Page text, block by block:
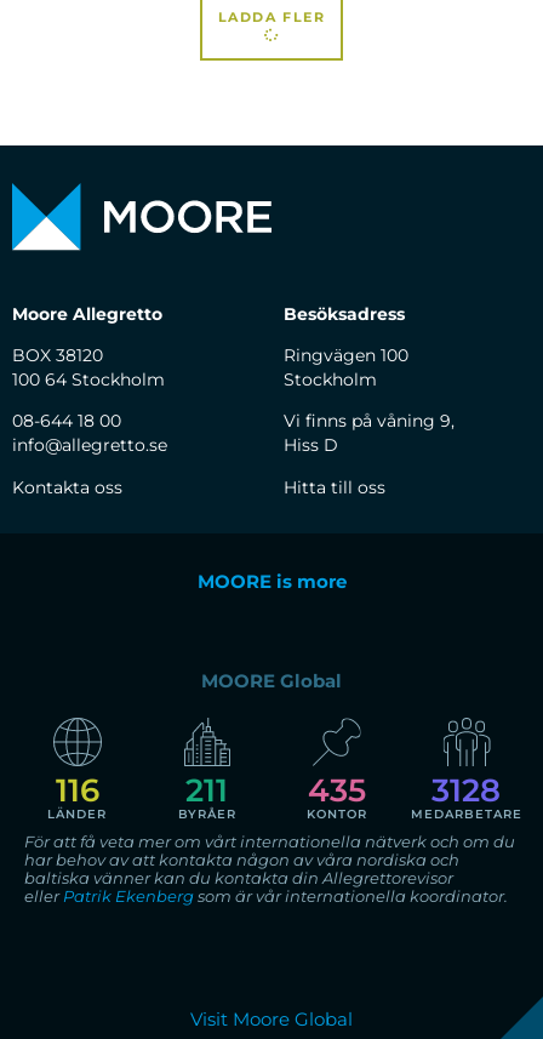
LADDA FLER
Moore Allegretto
BOX 38120
100 64 Stockholm
08-644 18 00
info@allegretto.se
Kontakta oss
Besöksadress
Ringvägen 100
Stockholm
Vi finns på våning 9,
Hiss D
Hitta till oss
MOORE is more
MOORE Global
LÄNDER
116
BYRÅER
228
KONTOR
556
MEDARBETARE
3469
För att få veta mer om vårt internationella nätverk och om du
har behov av att kontakta någon av våra nordiska och
baltiska vänner kan du kontakta din Allegrettorevisor
ellerPatrik Ekenbergsom är vår internationella koordinator.
Visit Moore Global